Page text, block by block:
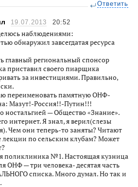
Ответить
19.07.2013 20:52
наблюдениями:
обнаружил завсегдатая ресурса
главный региональный спонсор
приставил своего пиарщика
за инвестициями. Правильно,
переименовать памятную ОНФ-
Мазут!-Россия!!-Путин!!!
ностальгией — Общество «Знание».
интернет. Я знал, я верил(слезы
Чем они теперь-то заняты? Читают
лекции по сельским клубам? Может
поликлиника №1. Настоящая кузница
ОНФ — три человека- десятая часть
списка. Много думал. Но так и